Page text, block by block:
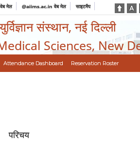
मेल @aiims.ac.in वेब मेल साइटमैप
संस्थान, नई दिल्ली
Sciences, New
Attendance Dashboard Reservation Roster
परिचय